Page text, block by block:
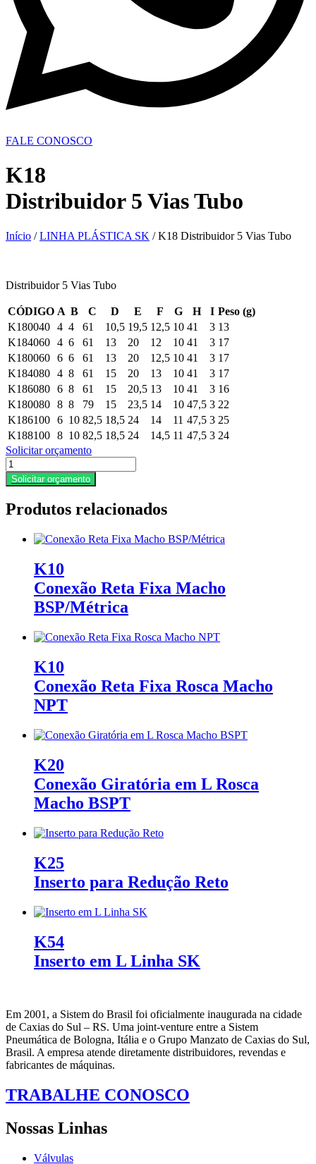
FALE CONOSCO
K18
Distribuidor 5 Vias Tubo
Início /LINHA PLÁSTICA SK / K18 Distribuidor 5 Vias Tubo
Distribuidor 5 Vias Tubo
CÓDIGO A B C D E F G H I Peso (g)
K180040 4 4 61 10,5 19,5 12,5 10 41 3 13
K184060 4 6 61 13 20 12 10 41 3 17
K180060 6 6 61 13 20 12,5 10 41 3 17
K184080 4 8 61 15 20 13 10 41 3 17
K186080 6 8 61 15 20,5 13 10 41 3 16
K180080 8 8 79 15 23,5 14 10 47,5 3 22
K186100 6 10 82,5 18,5 24 14 11 47,5 3 25
K188100 8 10 82,5 18,5 24 14,5 11 47,5 3 24
Solicitar orçamento
K18
Distribuidor
5
Tubo
Solicitar orçamento
Produtos relacionados
K10
Conexão Reta Fixa Macho
BSP/Métrica
K10
Conexão Reta Fixa Rosca Macho
NPT
K20
Conexão Giratória em L Rosca
Macho BSPT
K25
Inserto para Redução Reto
K54
Inserto em L Linha SK
Em 2001, a Sistem do Brasil foi oficialmente inaugurada na cidade
de Caxias do Sul – RS. Uma joint-venture entre a Sistem
Pneumática de Bologna, Itália e o Grupo Manzato de Caxias do Sul,
Brasil. A empresa atende diretamente distribuidores, revendas e
fabricantes de máquinas.
TRABALHE CONOSCO
Nossas Linhas
Válvulas